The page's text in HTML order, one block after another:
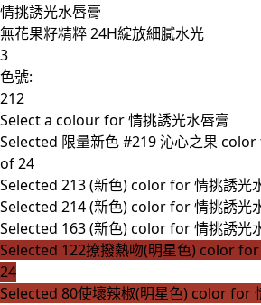
情挑誘光水唇膏
無花果籽精粹 24H綻放細膩水光
3
色號:
212
Select a colourfor 情挑誘光水唇膏
Selected 限量新色 #219 沁心之果
of 24
Selected 213 (新色) color for 情挑誘光
Selected 214 (新色) color for 情挑誘光
Selected 163 (新色) color for 情挑誘光
Selected 122撩撥熱吻(明星色) color
24
Selected 80使壞辣椒(明星色) color for